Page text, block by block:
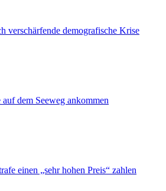
verschärfende demografische Krise
dem Seeweg ankommen
einen „sehr hohen Preis“ zahlen